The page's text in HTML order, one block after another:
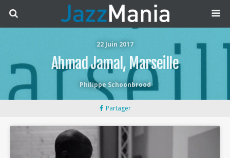
22 Juin 2017
Ahmad Jamal, Marseille
Philippe Schoonbrood
Partager